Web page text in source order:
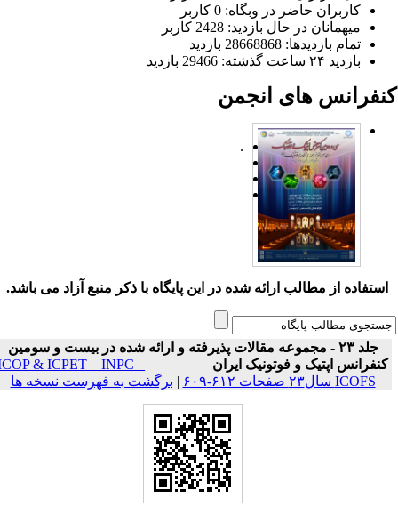
کاربران حاضر در وبگاه: 0 کاربر
میهمانان در حال بازدید: 2428 کاربر
تمام بازدید‌ها: 28668868 بازدید
بازدید ۲۴ ساعت گذشته: 29466 بازدید
های انجمن
.
استفاده از مطالب ارائه شده در این پایگاه با ذکر منبع آزاد می باشد.
جلد ۲۳ - مجموعه مقالات پذیرفته و ارائه شده در بیست و سومین
کنفرانس اپتیک و فوتونیک ایران
ICOP & ICPET _ INPC _
ICOFS سال۲۳ صفحات ۶۱۲-۶۰۹
| برگشت به فهرست نسخه ها